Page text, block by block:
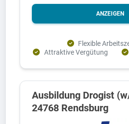
ANZEIGEN
Flexible
Attraktive Vergütung
Ausbildung Drogist
24768 Rendsburg